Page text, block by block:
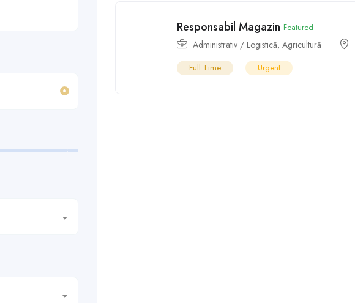
Responsabil Magazin Featured
Administrativ / Logistică,Agricultură
Full Time Urgent